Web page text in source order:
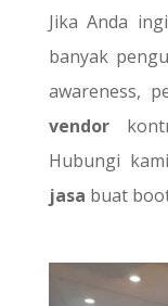
Jika Anda
banyak
awareness,
vendor
Hubungi
jasa buat